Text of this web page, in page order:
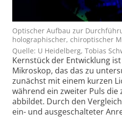
Optischer Aufbau zur
holographischer, chiroptischer
Quelle: U Heidelberg, Tobias
Kernstück der Entwicklung
Mikro­skop, das das zu
zunächst mit einem kurzen
während ein zweiter Puls die
abbildet. Durch den
ein- und ausgeschalteter